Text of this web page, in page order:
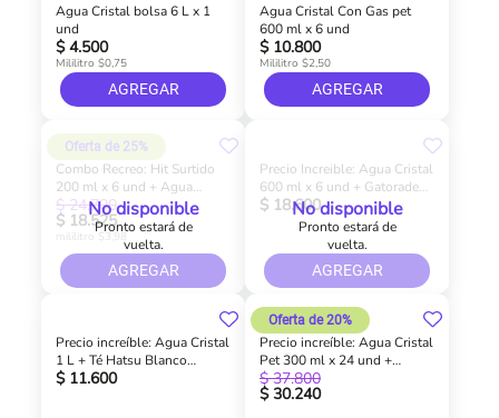
Agua Cristal bolsa 6 L x 1
und
$ 4.500
Mililitro $0,75
AGREGAR
Agua Cristal Con Gas pet
600 ml x 6 und
$ 10.800
Mililitro $2,50
AGREGAR
Combo Recreo: Hit Surtido
200 ml x 6 und + Agua
Cristal 300 ml x 12 und +
Natumalta 200 ml x 6 und
$ 18.525
$ 24.700
Oferta de 25%
mililitro $3,98
No disponible
Pronto estará de
vuelta.
AGREGAR
Precio Increible: Agua Cristal
600 ml x 6 und + Gatorade
Frutas Tropicales 500 ml x 3
$ 18.600No disponible
Pronto estará de
vuelta.
AGREGAR
Precio increíble: Agua Cristal
1 L + Té Hatsu Blanco
Tetrapak 1 L
$ 11.600
Precio increíble: Agua Cristal
Pet 300 ml x 24 und +
Cerveza Heineken 310 ml x 6
und
$ 30.240
$ 37.800
Oferta de 20%